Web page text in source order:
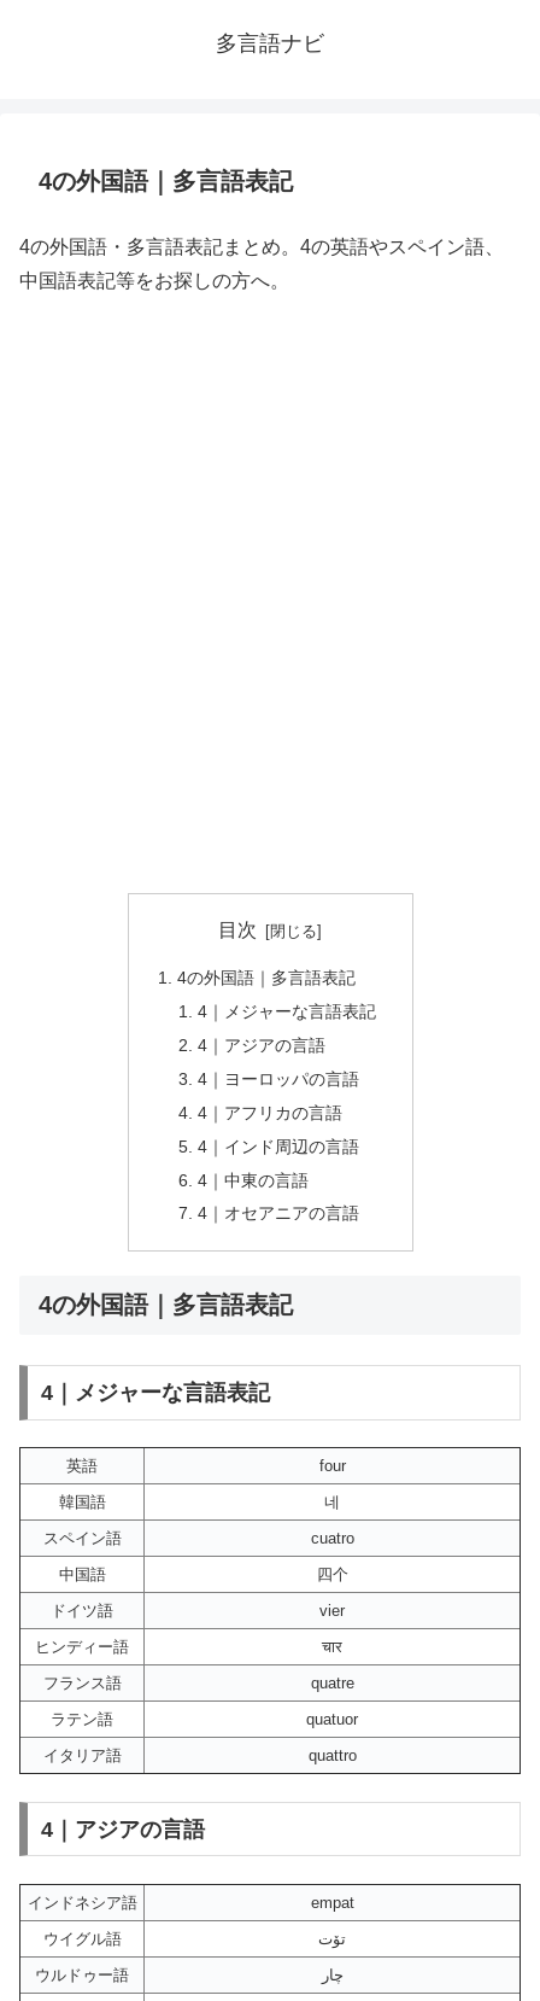
多言語ナビ
4の外国語｜多言語表記
4の外国語・多言語表記まとめ。4の英語やスペイン語、
中国語表記等をお探しの方へ。
目次
4の外国語｜多言語表記
4｜メジャーな言語表記
4｜アジアの言語
4｜ヨーロッパの言語
4｜アフリカの言語
4｜インド周辺の言語
4｜中東の言語
4｜オセアニアの言語
4の外国語｜多言語表記
4｜メジャーな言語表記
英語
four
韓国語
네
スペイン語
cuatro
中国語
四个
ドイツ語
vier
ヒンディー語
चार
フランス語
quatre
ラテン語
quatuor
イタリア語
quattro
4｜アジアの言語
インドネシア語
empat
ウイグル語
تۆت
ウルドゥー語
چار